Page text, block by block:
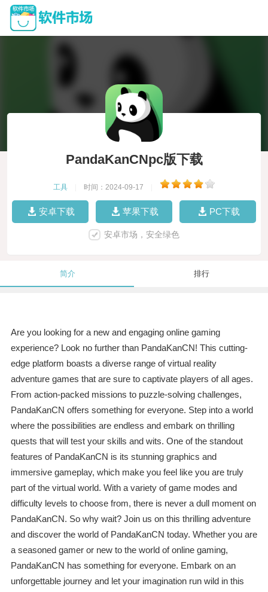
PandaKanCNpc版下载
工具 时间：2024-09-17
安卓下载 苹果下载 PC下载
安卓市场，安全绿色
简介 排行
Are you looking for a new and engaging online gaming
experience? Look no further than PandaKanCN! This cutting-
edge platform boasts a diverse range of virtual reality
adventure games that are sure to captivate players of all ages.
From action-packed missions to puzzle-solving challenges,
PandaKanCN offers something for everyone. Step into a world
where the possibilities are endless and embark on thrilling
quests that will test your skills and wits. One of the standout
features of PandaKanCN is its stunning graphics and
immersive gameplay, which make you feel like you are truly
part of the virtual world. With a variety of game modes and
difficulty levels to choose from, there is never a dull moment on
PandaKanCN. So why wait? Join us on this thrilling adventure
and discover the world of PandaKanCN today. Whether you are
a seasoned gamer or new to the world of online gaming,
PandaKanCN has something for everyone. Embark on an
unforgettable journey and let your imagination run wild in this